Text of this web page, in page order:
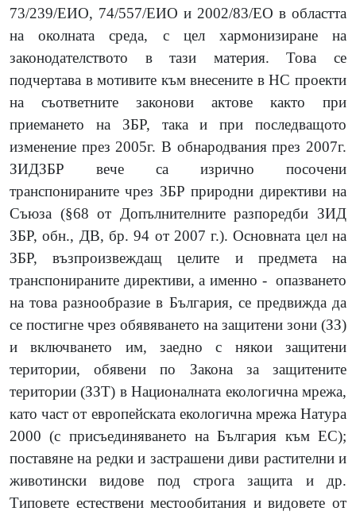
73/239/ЕИО, 74/557/ЕИО и 2002/83/ЕО в областта
на околната среда, с цел хармонизиране на
законодателството в тази материя. Това се
подчертава в мотивите към внесените в НС проекти
на съответните законови актове както при
приемането на ЗБР, така и при последващото
изменение през 2005г. В обнародвания през 2007г.
ЗИДЗБР вече са изрично посочени
транспонираните чрез ЗБР природни директиви на
Съюза (§68 от Допълнителните разпоредби ЗИД
ЗБР, обн., ДВ, бр. 94 от 2007 г.). Основната цел на
ЗБР, възпроизвеждащ целите и предмета на
транспонираните директиви, а именно - опазването
на това разнообразие в България, се предвижда да
се постигне чрез обявяването на защитени зони (ЗЗ)
и включването им, заедно с някои защитени
територии, обявени по Закона за защитените
територии (ЗЗТ) в Националната екологична мрежа,
като част от европейската екологична мрежа Натура
2000 (с присъединяването на България към ЕС);
поставяне на редки и застрашени диви растителни и
животински видове под строга защита и др.
Типовете естествени местообитания и видовете от